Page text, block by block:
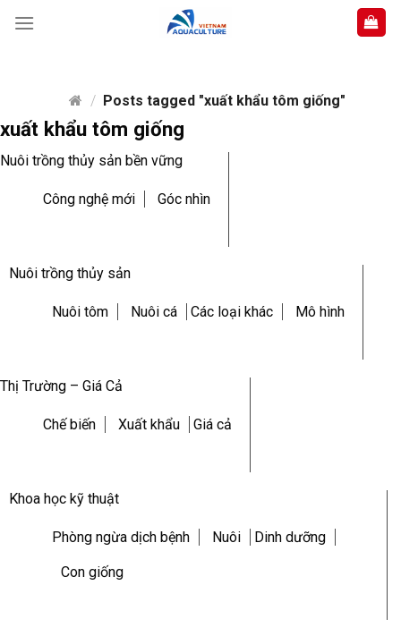
/ Posts tagged "xuất khẩu tôm giống"
xuất khẩu tôm giống
Nuôi trồng thủy sản bền vững
Công nghệ mới Góc nhìn
Nuôi trồng thủy sản
Nuôi tôm Nuôi cá Các loại khác Mô hình
Thị Trường – Giá Cả
Chế biến Xuất khẩu Giá cả
Khoa học kỹ thuật
Phòng ngừa dịch bệnh Nuôi Dinh dưỡng
Con giống